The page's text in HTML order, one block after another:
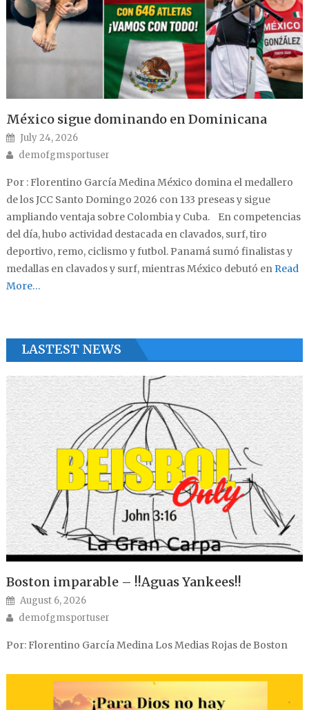
México sigue dominando en Dominicana
Posted on
July 24, 2026
Author
demofgmsportuser
Por : Florentino García Medina México domina el medallero
de los JCC Santo Domingo 2026 con 133 preseas y sigue
ampliando ventaja sobre Colombia y Cuba. En competencias
del día, hubo actividad destacada en clavados, surf, tiro
deportivo, remo, ciclismo y futbol. Panamá sumó finalistas y
medallas en clavados y surf, mientras México debutó enRead
More…
LASTEST NEWS
Boston imparable – !!Aguas Yankees!!
Posted on
August 6, 2026
Author
demofgmsportuser
Por: Florentino García Medina Los Medias Rojas de Boston